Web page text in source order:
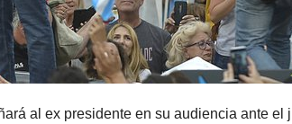
al ex presidente en su audiencia ante el